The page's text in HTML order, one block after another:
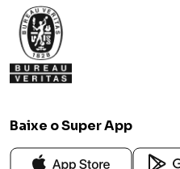
Baixe o Super App